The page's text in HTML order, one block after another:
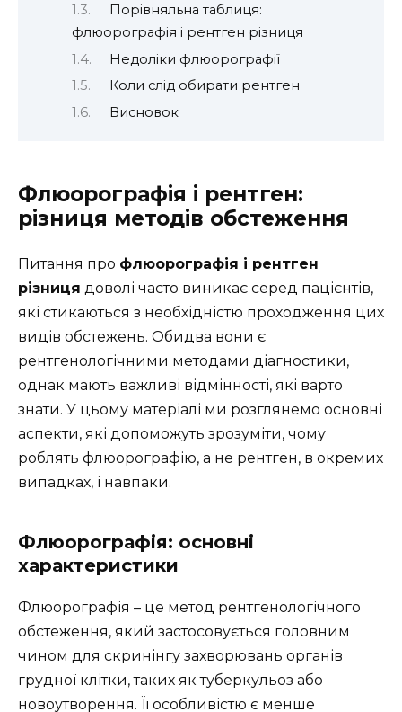
Порівняльна таблиця:
флюорографія і рентген різниця
Недоліки флюорографії
Коли слід обирати рентген
Висновок
Флюорографія і рентген:
різниця методів обстеження
Питання про флюорографія і рентген
різниця доволі часто виникає серед пацієнтів,
які стикаються з необхідністю проходження цих
видів обстежень. Обидва вони є
рентгенологічними методами діагностики,
однак мають важливі відмінності, які варто
знати. У цьому матеріалі ми розглянемо основні
аспекти, які допоможуть зрозуміти, чому
роблять флюорографію, а не рентген, в окремих
випадках, і навпаки.
Флюорографія: основні
характеристики
Флюорографія – це метод рентгенологічного
обстеження, який застосовується головним
чином для скринінгу захворювань органів
грудної клітки, таких як туберкульоз або
новоутворення. Її особливістю є менше